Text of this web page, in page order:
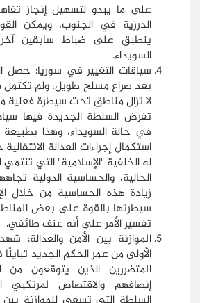
على ما يبدو لتسهيل إنجاز
الدرزية في الجنوب، ويمكن
ينطبق على ضباط سابقين
السويداء.
سياقات التغيير في سوريا: حصل
بعد صراع مسلح طويل، ولم
لا تزال مناطق تحت سيطرة فعلية
تفرض السلطة الجديدة فيها
في حالة السويداء، وهذا
استكمال إجراءات العدالة
له الخلفية "الإسلامية" التي تنتمي
الحالية، والحساسية الدولية
زيادة هذه الحساسية من خلال
سيطرتها بالقوة على بعض
تفسير الأمر على أنه عنف طائفي.
الموازنة بين الأمن والعدالة:
الأولى من عمر الحكم الجديد تباينًا
المتضررين الذين يتوقعون من
إنصافهم والاقتصاص لمرتكبي